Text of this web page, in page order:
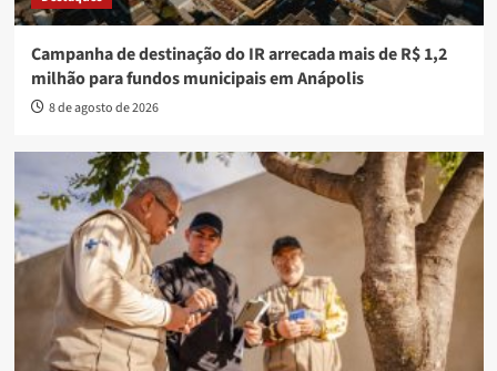
Campanha de destinação do IR arrecada mais de R$ 1,2
milhão para fundos municipais em Anápolis
8 de agosto de 2026